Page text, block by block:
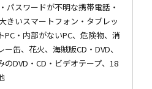
パスワードが不明な携帯電話・
きいスマートフォン・タブレッ
PC・内部がないPC、危険物、消
缶、花火、海賊版CD・DVD、
DVD・CD・ビデオテープ、18